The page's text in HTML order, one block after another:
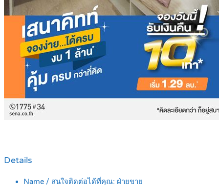
Details
Name / สนใจติดต่อได้ที่คุณ: ฝ่ายขาย